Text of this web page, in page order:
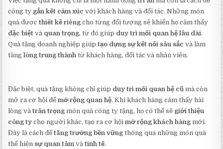
công ty gắn kết cảm xúc với khách hàng và đối tác. Những món
quà đượcthiết kế riêng cho từng đối tượng sẽ khiến họ cảm thấy
đặc biệt và quan trọng, từ đó giúp duy trì mối quan hệ lâu dài.
Quà tặng doanh nghiệp giúptạo dựng sự kết nối sâu sắc và làm
tănglòng trung thành từ khách hàng, đối tác và nhân viên.
Đặc biệt, quà tặng không chỉ giúp duy trì mối quan hệ cũ mà còn
mở ra cơ hội đểmở rộng quan hệ. Khi khách hàng cảm thấy hài
lòng vàtrân trọng món quà công ty tặng, họ có thể sẽ giới thiệu
công ty cho người khác, tạo ra cơ hộimở rộng khách hàng mới.
Đây là cách đểtăng trưởng bền vững thông qua những món quà
thể hiện sự quan tâmvàtinh tế.